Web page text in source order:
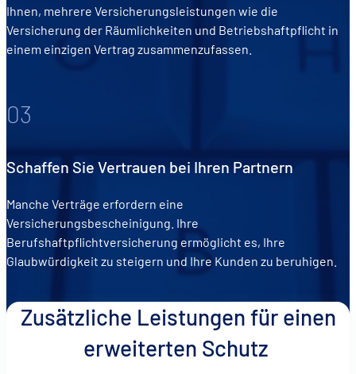
Ihnen, mehrere Versicherungsleistungen wie die
Versicherung der Räumlichkeiten und Betriebshaftpflicht in
einem einzigen Vertrag zusammenzufassen.
03
Schaffen Sie Vertrauen bei Ihren Partnern
Manche Verträge erfordern eine
Versicherungsbescheinigung. Ihre
Berufshaftpflichtversicherung ermöglicht es, Ihre
Glaubwürdigkeit zu steigern und Ihre Kunden zu beruhigen.
Zusätzliche Leistungen für einen
erweiterten Schutz